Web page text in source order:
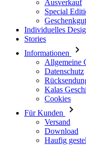
Informationen
Allgemeine
Datenschutz
Rücksendung
Kalas
Cookies
Für Kunden
Versand
Download
Haufig
Kontakt
Anmelden